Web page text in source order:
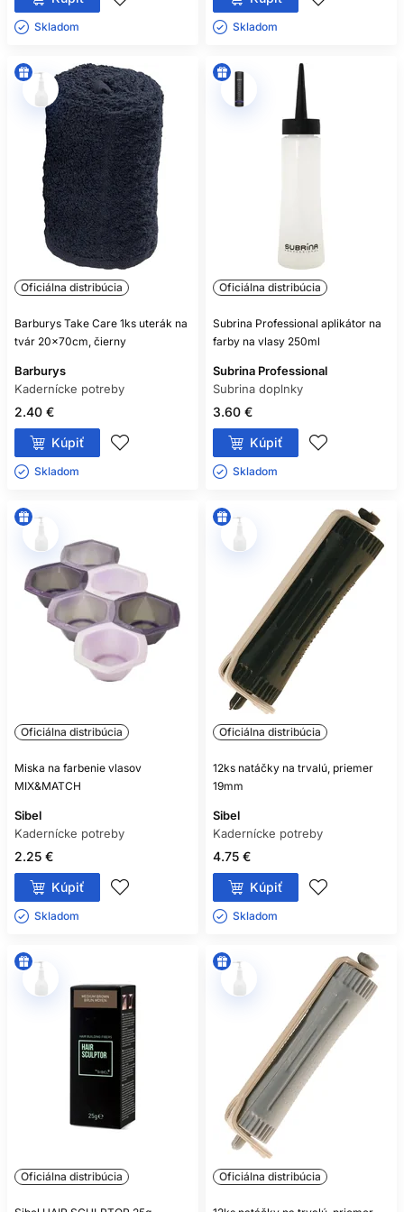
Skladom ㅤ Skladom ㅤ
Oficiálna distribúcia
Barburys Take Care 1ks uterák na
tvár 20x70cm, čierny
Barburys
Kadernícke potreby
2.40 €
Kúpiť
Skladom ㅤ
Oficiálna distribúcia
Subrina Professional aplikátor na
farby na vlasy 250ml
Subrina Professional
Subrina doplnky
3.60 €
Kúpiť
Skladom ㅤ
Oficiálna distribúcia
Miska na farbenie vlasov
MIX&MATCH
Sibel
Kadernícke potreby
2.25 €
Kúpiť
Skladom ㅤ
Oficiálna distribúcia
12ks natáčky na trvalú, priemer
19mm
Sibel
Kadernícke potreby
4.75 €
Kúpiť
Skladom ㅤ
Oficiálna distribúcia Oficiálna distribúcia